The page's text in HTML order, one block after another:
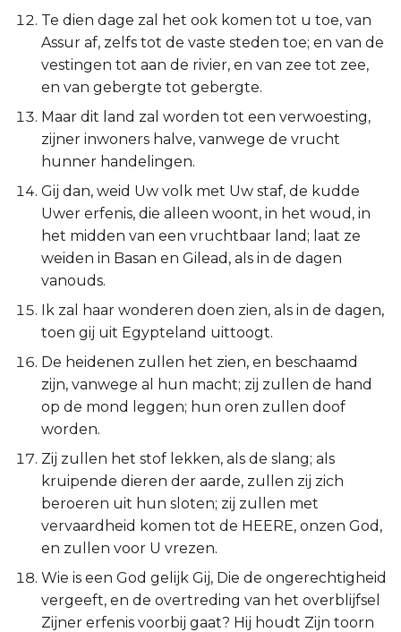
Openbaring
Te dien dage zal het ook komen tot u toe, van
Assur af, zelfs tot de vaste steden toe; en van de
vestingen tot aan de rivier, en van zee tot zee,
en van gebergte tot gebergte.
Maar dit land zal worden tot een verwoesting,
zijner inwoners halve, vanwege de vrucht
hunner handelingen.
Gij dan, weid Uw volk met Uw staf, de kudde
Uwer erfenis, die alleen woont, in het woud, in
het midden van een vruchtbaar land; laat ze
weiden in Basan en Gilead, als in de dagen
vanouds.
Ik zal haar wonderen doen zien, als in de dagen,
toen gij uit Egypteland uittoogt.
De heidenen zullen het zien, en beschaamd
zijn, vanwege al hun macht; zij zullen de hand
op de mond leggen; hun oren zullen doof
worden.
Zij zullen het stof lekken, als de slang; als
kruipende dieren der aarde, zullen zij zich
beroeren uit hun sloten; zij zullen met
vervaardheid komen tot de HEERE, onzen God,
en zullen voor U vrezen.
Wie is een God gelijk Gij, Die de ongerechtigheid
vergeeft, en de overtreding van het overblijfsel
Zijner erfenis voorbij gaat? Hij houdt Zijn toorn